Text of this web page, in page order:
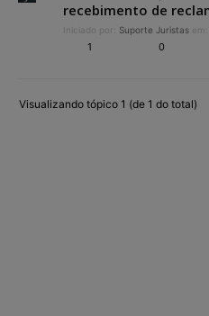
recebimento de
Iniciado por: Suporte Juristas em:
1 0
Visualizando tópico 1 (de 1 do total)